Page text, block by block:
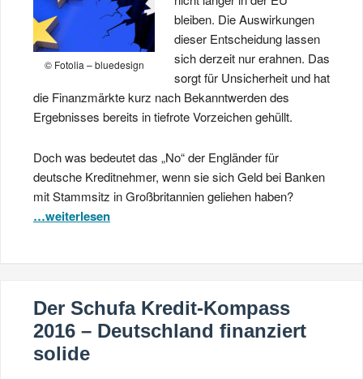
© Fotolia – bluedesign
bleiben. Die Auswirkungen
dieser Entscheidung lassen
sich derzeit nur erahnen. Das
sorgt für Unsicherheit und hat
die Finanzmärkte kurz nach Bekanntwerden des
Ergebnisses bereits in tiefrote Vorzeichen gehüllt.
Doch was bedeutet das „No“ der Engländer für
deutsche Kreditnehmer, wenn sie sich Geld bei Banken
mit Stammsitz in Großbritannien geliehen haben?
…weiterlesen
Der Schufa Kredit-Kompass
2016 – Deutschland finanziert
solide